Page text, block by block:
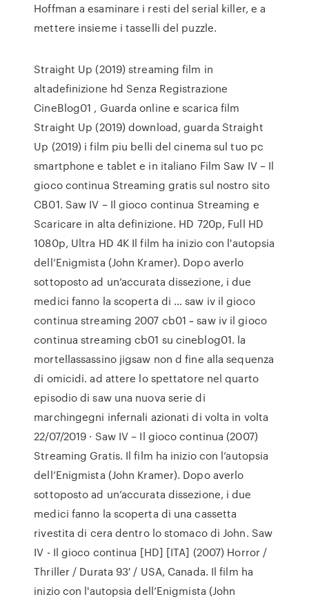
Hoffman a esaminare i resti del serial killer, e a
mettere insieme i tasselli del puzzle.
Straight Up (2019) streaming film in
altadefinizione hd Senza Registrazione
CineBlog01 , Guarda online e scarica film
Straight Up (2019) download, guarda Straight
Up (2019) i film piu belli del cinema sul tuo pc
smartphone e tablet e in italiano Film Saw IV – Il
gioco continua Streaming gratis sul nostro sito
CB01. Saw IV – Il gioco continua Streaming e
Scaricare in alta definizione. HD 720p, Full HD
1080p, Ultra HD 4K Il film ha inizio con l'autopsia
dell’Enigmista (John Kramer). Dopo averlo
sottoposto ad un’accurata dissezione, i due
medici fanno la scoperta di … saw iv il gioco
continua streaming 2007 cb01 ~ saw iv il gioco
continua streaming cb01 su cineblog01. la
mortellassassino jigsaw non d fine alla sequenza
di omicidi. ad attere lo spettatore nel quarto
episodio di saw una nuova serie di
marchingegni infernali azionati di volta in volta
22/07/2019 · Saw IV – Il gioco continua (2007)
Streaming Gratis. Il film ha inizio con l’autopsia
dell’Enigmista (John Kramer). Dopo averlo
sottoposto ad un’accurata dissezione, i due
medici fanno la scoperta di una cassetta
rivestita di cera dentro lo stomaco di John. Saw
IV - Il gioco continua [HD] [ITA] (2007) Horror /
Thriller / Durata 93′ / USA, Canada. Il film ha
inizio con l'autopsia dell’Enigmista (John